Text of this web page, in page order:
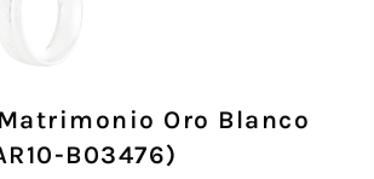
Oro Blanco
B03476)